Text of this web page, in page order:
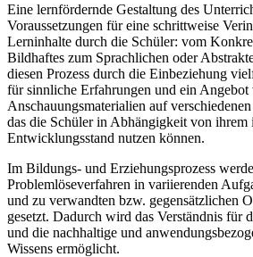
Eine lernfördernde Gestaltung des
Voraussetzungen für eine schrittweise
Lerninhalte durch die Schüler: vom
Bildhaftes zum Sprachlichen oder
diesen Prozess durch die Einbeziehung
für sinnliche Erfahrungen und ein Angebot
Anschauungsmaterialien auf
das die Schüler in Abhängigkeit von ihrem
Entwicklungsstand nutzen können.
Im Bildungs- und Erziehungsprozess
Problemlöseverfahren in variierenden
und zu verwandten bzw. gegensätzlichen
gesetzt. Dadurch wird das Verständnis für
und die nachhaltige und
Wissens ermöglicht.